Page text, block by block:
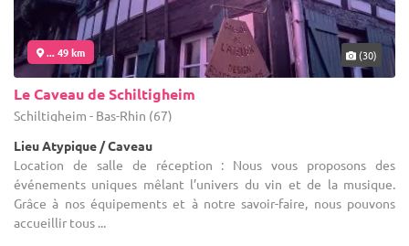
... 49 km (30)
Le Caveau de Schiltigheim
Schiltigheim - Bas-Rhin (67)
Lieu Atypique / Caveau
Location de salle de réception : Nous vous proposons des
événements uniques mêlant l’univers du vin et de la musique.
Grâce à nos équipements et à notre savoir-faire, nous pouvons
accueillir tous ...